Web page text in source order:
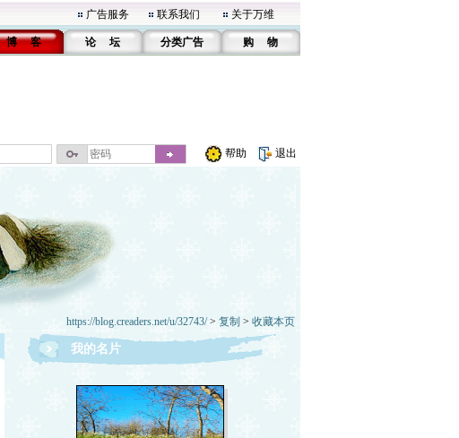
广告服务 联系我们 关于万维
博 客 论 坛 分类广告 购 物
帮助 退出
https://blog.creaders.net/u/32743/> 复制 > 收藏本页
我的名片